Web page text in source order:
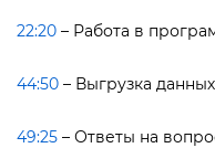
22:20 – Работа в
44:50 – Выгрузка
49:25 – Ответы на